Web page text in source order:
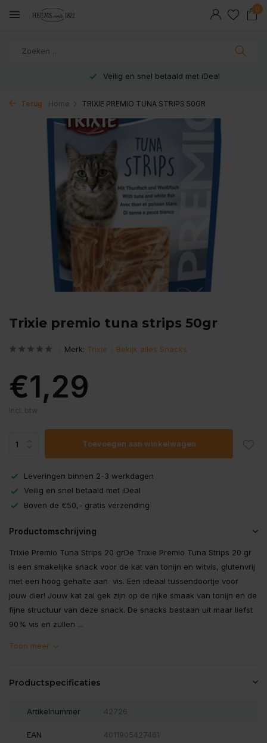
0
Veilig en snel betaald met iDeal
Terug Home TRIXIE PREMIO TUNA STRIPS 50GR
Trixie premio tuna strips 50gr
Merk: Trixie Bekijk alles Snacks
€1,29
Incl. btw
Toevoegen aan winkelwagen
Leveringen binnen 2-3 werkdagen
Veilig en snel betaald met iDeal
Boven de €50,- gratis verzending
Productomschrijving
Trixie Premio Tuna Strips 20 grDe Trixie Premio Tuna Strips 20 gr
is een smakelijke snack voor de kat van tonijn en witvis, glutenvrij
met een hoog gehalte aan vis. Een ideaal tussendoortje voor
jouw dier! Jouw kat zal gek zijn op de rijke smaak van tonijn en de
fijne structuur van deze snack. De snacks bestaan uit maar liefst
90% vis en zullen ...
Toon meer
Productspecificaties
Artikelnummer 42726
EAN 4011905427461